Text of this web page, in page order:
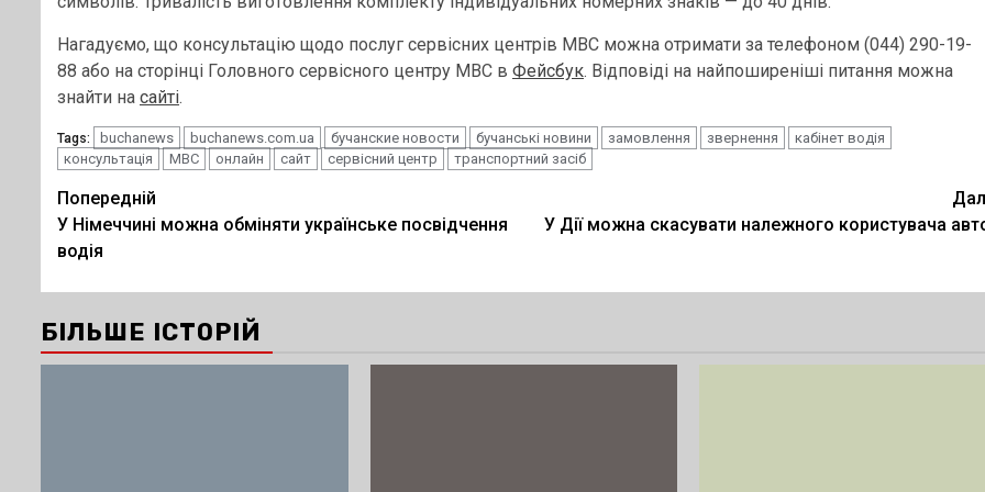
Нагадуємо, що консультацію щодо послуг сервісних центрів МВС можна отримати за телефоном (044) 290-19-
88 або на сторінці Головного сервісного центру МВС в Фейсбук. Відповіді на найпоширеніші питання можна
знайти на сайті.
Tags: buchanews buchanews.com.ua бучанские новости бучанські новини замовлення звернення
кабінет водія
консультація
МВС онлайн сайт сервісний центр транспортний засіб
Post
navigation
Попередній
У Німеччині можна обміняти українське посвідчення
водія
У Дії можна скасувати належного користувача
БІЛЬШЕ ІСТОРІЙ